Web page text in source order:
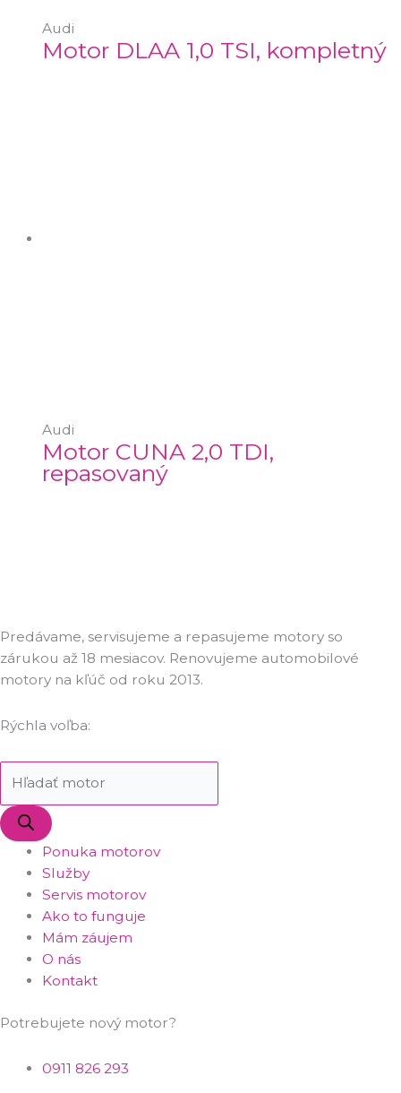
Audi
Motor DLAA 1,0 TSI, kompletný
Audi
Motor CUNA 2,0 TDI,
repasovaný
Predávame, servisujeme a repasujeme motory so
zárukou až 18 mesiacov. Renovujeme automobilové
motory na kľúč od roku 2013.
Rýchla voľba:
Ponuka motorov
Služby
Servis motorov
Ako to funguje
Mám záujem
O nás
Kontakt
Potrebujete nový motor?
0911 826 293